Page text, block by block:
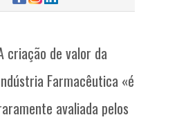
criação de valor da
Farmacêutica «é
avaliada pelos